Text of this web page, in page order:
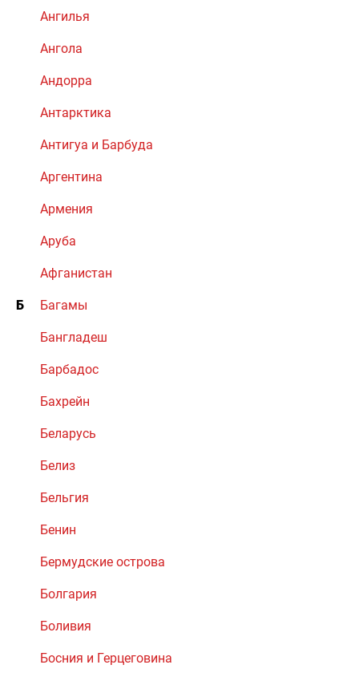
Ангилья
Ангола
Андорра
Антарктика
Антигуа и Барбуда
Аргентина
Армения
Аруба
Афганистан
Б Багамы
Бангладеш
Барбадос
Бахрейн
Беларусь
Белиз
Бельгия
Бенин
Бермудские острова
Болгария
Боливия
Босния и Герцеговина